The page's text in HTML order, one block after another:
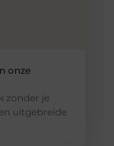
onze
zonder je
uitgebreide